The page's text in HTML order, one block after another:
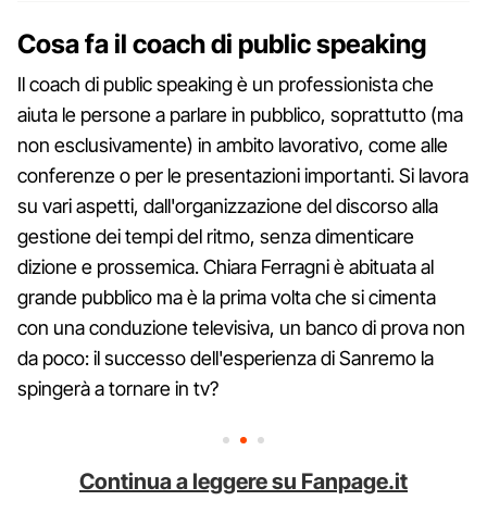
Cosa fa il coach di public speaking
Il coach di public speaking è un professionista che
aiuta le persone a parlare in pubblico, soprattutto (ma
non esclusivamente) in ambito lavorativo, come alle
conferenze o per le presentazioni importanti. Si lavora
su vari aspetti, dall'organizzazione del discorso alla
gestione dei tempi del ritmo, senza dimenticare
dizione e prossemica. Chiara Ferragni è abituata al
grande pubblico ma è la prima volta che si cimenta
con una conduzione televisiva, un banco di prova non
da poco: il successo dell'esperienza di Sanremo la
spingerà a tornare in tv?
Continua a leggere su Fanpage.it